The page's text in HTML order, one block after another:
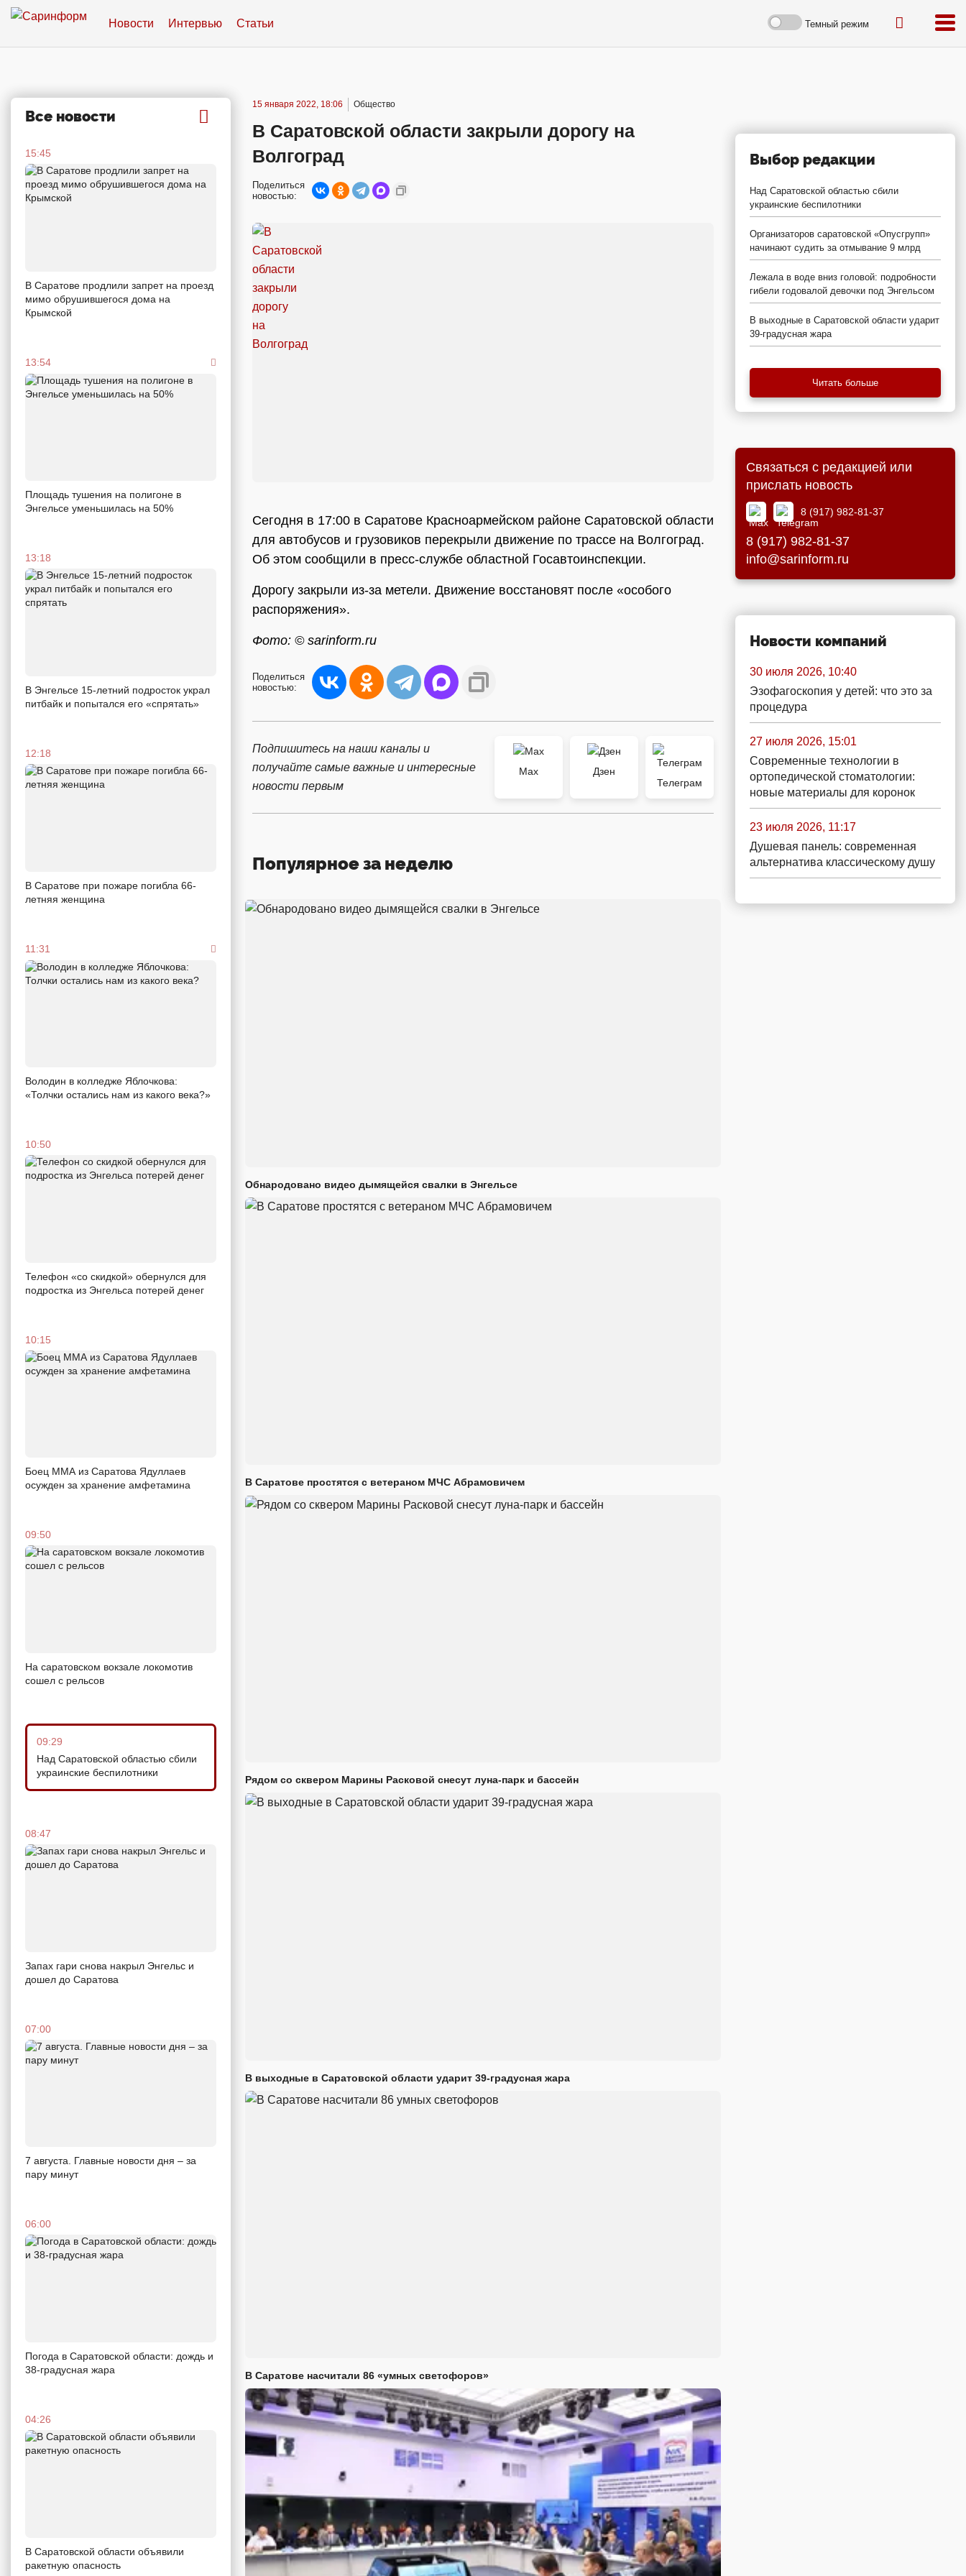
Новости Интервью Статьи Темный режим
Все новости
15:45
В Саратове продлили запрет на проезд
мимо обрушившегося дома на
Крымской
13:54
Площадь тушения на полигоне в
Энгельсе уменьшилась на 50%
13:18
В Энгельсе 15-летний подросток украл
питбайк и попытался его «спрятать»
12:18
В Саратове при пожаре погибла 66-
летняя женщина
11:31
Володин в колледже Яблочкова:
«Толчки остались нам из какого века?»
10:50
Телефон «со скидкой» обернулся для
подростка из Энгельса потерей денег
10:15
Боец ММА из Саратова Ядуллаев
осужден за хранение амфетамина
09:50
На саратовском вокзале локомотив
сошел с рельсов
09:29
Над Саратовской областью сбили
украинские беспилотники
08:47
Запах гари снова накрыл Энгельс и
дошел до Саратова
07:00
7 августа. Главные новости дня – за
пару минут
06:00
Погода в Саратовской области: дождь и
38-градусная жара
04:26
В Саратовской области объявили
ракетную опасность
15 января 2022, 18:06 Общество
В Саратовской области закрыли дорогу на
Волгоград
Поделиться
новостью:
Сегодня в 17:00 в Саратове Красноармейском районе Саратовской области
для автобусов и грузовиков перекрыли движение по трассе на Волгоград.
Об этом сообщили в пресс-службе областной Госавтоинспекции.
Дорогу закрыли из-за метели. Движение восстановят после «особого
распоряжения».
Фото: © sarinform.ru
Поделиться
новостью:
Подпишитесь на наши каналы и
получайте самые важные и интересные
новости первым
Max
Дзен
Телеграм
Популярное за неделю
Обнародовано видео дымящейся свалки в Энгельсе
В Саратове простятся с ветераном МЧС Абрамовичем
Рядом со сквером Марины Расковой снесут луна-парк и бассейн
В выходные в Саратовской области ударит 39-градусная жара
В Саратове насчитали 86 «умных светофоров»
Выбор редакции
Над Саратовской областью сбили
украинские беспилотники
Организаторов саратовской «Опусгрупп»
начинают судить за отмывание 9 млрд
Лежала в воде вниз головой: подробности
гибели годовалой девочки под Энгельсом
В выходные в Саратовской области ударит
39-градусная жара
Читать больше
Связаться с редакцией или
прислать новость
8 (917) 982-81-37
8 (917) 982-81-37
info@sarinform.ru
Новости компаний
30 июля 2026, 10:40
Эзофагоскопия у детей: что это за
процедура
27 июля 2026, 15:01
Современные технологии в
ортопедической стоматологии:
новые материалы для коронок
23 июля 2026, 11:17
Душевая панель: современная
альтернатива классическому душу